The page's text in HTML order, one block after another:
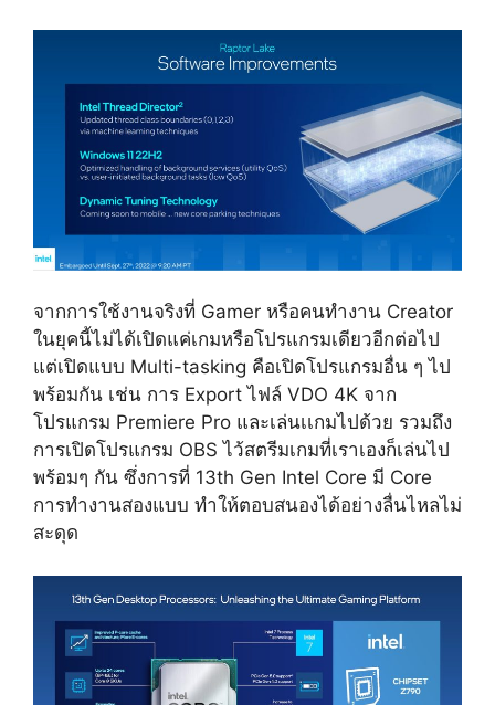
จากการใช้งานจริงที่ Gamer หรือคนทำงาน Creator
ในยุคนี้ไม่ได้เปิดแค่เกมหรือโปรแกรมเดียวอีกต่อไป
แต่เปิดแบบ Multi-tasking คือเปิดโปรแกรมอื่น ๆ ไป
พร้อมกัน เช่น การ Export ไฟล์ VDO 4K จาก
โปรแกรม Premiere Pro และเล่นเเกมไปด้วย รวมถึง
การเปิดโปรแกรม OBS ไว้สตรีมเกมที่เราเองก็เล่นไป
พร้อมๆ กัน ซึ่งการที่ 13th Gen Intel Core มี Core
การทำงานสองแบบ ทำให้ตอบสนองได้อย่างลื่นไหลไม่
สะดุด